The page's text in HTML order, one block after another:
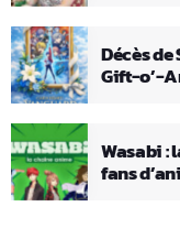
Décès
Gift-o’-
Wasabi :
fans